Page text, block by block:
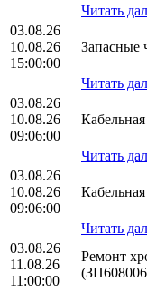
Читать
03.08.26
10.08.26
15:00:00
Запасные
Читать
03.08.26
10.08.26
09:06:00
Читать
03.08.26
10.08.26
09:06:00
Читать
03.08.26
11.08.26
11:00:00
Ремонт